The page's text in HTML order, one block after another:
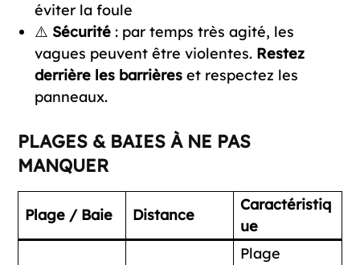
éviter la foule
⚠️ Sécurité: par temps très agité, les
vagues peuvent être violentes. Restez
derrière les barrièreset respectez les
panneaux.
PLAGES & BAIES À NE PAS
MANQUER
Plage / Baie Distance
Caractéristiq
ue
Plage